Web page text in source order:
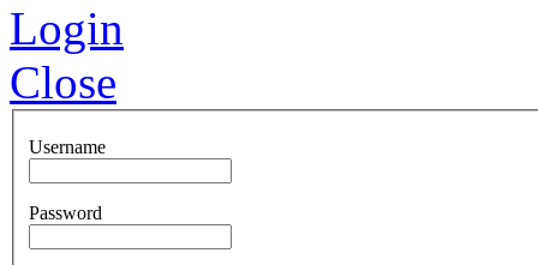
Login
Close
Username
Password